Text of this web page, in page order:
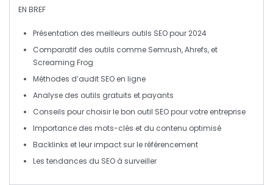
EN BREF
Présentation des meilleurs outils SEOpour 2024
Comparatif des outils comme Semrush,Ahrefs, et
Screaming Frog
Méthodes d’audit SEO en ligne
Analyse des outils gratuits et payants
Conseils pour choisir lebon outil SEOpour votre entreprise
Importance des mots-clés et du contenu optimisé
Backlinks et leur impact sur le référencement
Les tendances du SEO à surveiller